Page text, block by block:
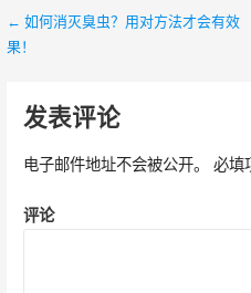
文
导
航
← 如何消灭臭虫？用对方法才会有效
果！
发表评论
电子邮件地址不会被公开。 必填
评论